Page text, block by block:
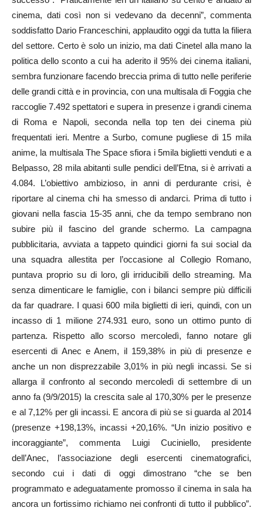
cinema, dati così non si vedevano da decenni”, commenta
soddisfatto Dario Franceschini, applaudito oggi da tutta la filiera
del settore. Certo è solo un inizio, ma dati Cinetel alla mano la
politica dello sconto a cui ha aderito il 95% dei cinema italiani,
sembra funzionare facendo breccia prima di tutto nelle periferie
delle grandi città e in provincia, con una multisala di Foggia che
raccoglie 7.492 spettatori e supera in presenze i grandi cinema
di Roma e Napoli, seconda nella top ten dei cinema più
frequentati ieri. Mentre a Surbo, comune pugliese di 15 mila
anime, la multisala The Space sfiora i 5mila biglietti venduti e a
Belpasso, 28 mila abitanti sulle pendici dell’Etna, si è arrivati a
4.084. L’obiettivo ambizioso, in anni di perdurante crisi, è
riportare al cinema chi ha smesso di andarci. Prima di tutto i
giovani nella fascia 15-35 anni, che da tempo sembrano non
subire più il fascino del grande schermo. La campagna
pubblicitaria, avviata a tappeto quindici giorni fa sui social da
una squadra allestita per l’occasione al Collegio Romano,
puntava proprio su di loro, gli irriducibili dello streaming. Ma
senza dimenticare le famiglie, con i bilanci sempre più difficili
da far quadrare. I quasi 600 mila biglietti di ieri, quindi, con un
incasso di 1 milione 274.931 euro, sono un ottimo punto di
partenza. Rispetto allo scorso mercoledì, fanno notare gli
esercenti di Anec e Anem, il 159,38% in più di presenze e
anche un non disprezzabile 3,01% in più negli incassi. Se si
allarga il confronto al secondo mercoledì di settembre di un
anno fa (9/9/2015) la crescita sale al 170,30% per le presenze
e al 7,12% per gli incassi. E ancora di più se si guarda al 2014
(presenze +198,13%, incassi +20,16%. “Un inizio positivo e
incoraggiante”, commenta Luigi Cuciniello, presidente
dell’Anec, l’associazione degli esercenti cinematografici,
secondo cui i dati di oggi dimostrano “che se ben
programmato e adeguatamente promosso il cinema in sala ha
ancora un fortissimo richiamo nei confronti di tutto il pubblico”.